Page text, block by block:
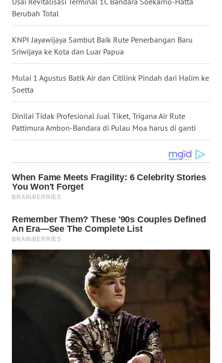
Berubah Total
KNPI Jayawijaya Sambut Baik Rute Penerbangan Baru
Sriwijaya ke Kota dan Luar Papua
Mulai 1 Agustus Batik Air dan Citilink Pindah dari Halim ke
Soetta
Dinilai Tidak Profesional Jual Tiket, Trigana Air Rute
Pattimura Ambon-Bandara di Pulau Moa harus di ganti
WN
WN
WN
BALI
WN
WN
KALTARA